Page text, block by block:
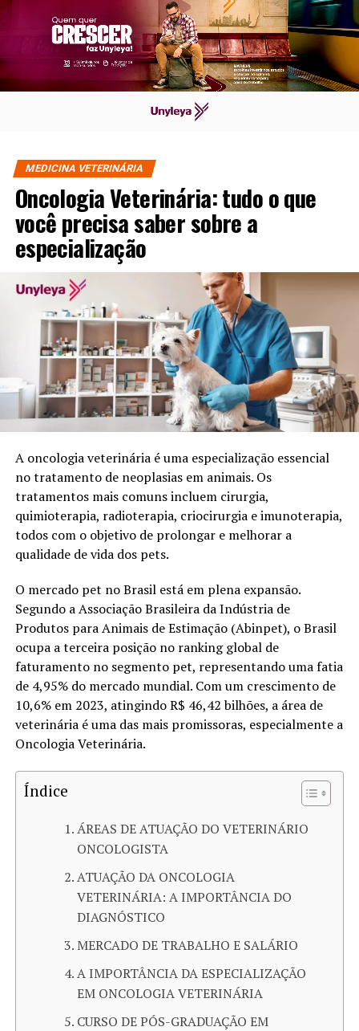
MEDICINA VETERINÁRIA
Oncologia Veterinária: tudo o que
você precisa saber sobre a
especialização
A oncologia veterinária é uma especialização essencial
no tratamento de neoplasias em animais. Os
tratamentos mais comuns incluem cirurgia,
quimioterapia, radioterapia, criocirurgia e imunoterapia,
todos com o objetivo de prolongar e melhorar a
qualidade de vida dos pets.
O mercado pet no Brasil está em plena expansão.
Segundo a Associação Brasileira da Indústria de
Produtos para Animais de Estimação (Abinpet), o Brasil
ocupa a terceira posição no ranking global de
faturamento no segmento pet, representando uma fatia
de 4,95% do mercado mundial. Com um crescimento de
10,6% em 2023, atingindo R$ 46,42 bilhões, a área de
veterinária é uma das mais promissoras, especialmente a
Oncologia Veterinária.
Índice
ÁREAS DE ATUAÇÃO DO VETERINÁRIO
ONCOLOGISTA
ATUAÇÃO DA ONCOLOGIA
VETERINÁRIA: A IMPORTÂNCIA DO
DIAGNÓSTICO
MERCADO DE TRABALHO E SALÁRIO
A IMPORTÂNCIA DA ESPECIALIZAÇÃO
EM ONCOLOGIA VETERINÁRIA
CURSO DE PÓS-GRADUAÇÃO EM